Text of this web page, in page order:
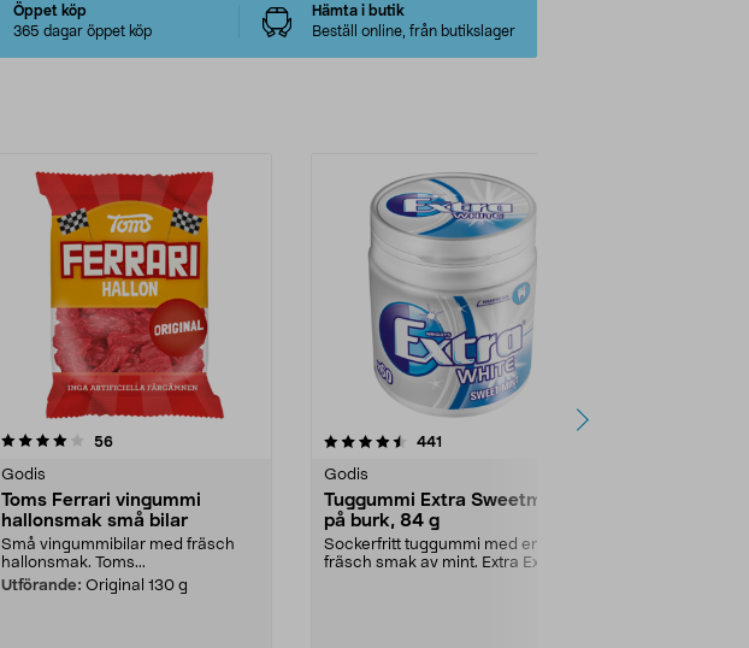
Öppet köp
365 dagar öppet köp
Hämta i butik
Beställ online, från butikslager
56recensioner
Godis
Toms Ferrari vingummi
hallonsmak små bilar
Små vingummibilar med fräsch
hallonsmak. Toms...
Utförande: Original 130 g
4.5 av 5 stjärnor 441
Godis
Tuggummi Extra Sweetmint
på burk, 84 g
Sockerfritt tuggummi med en
fräsch smak av mint. Extra Extra
4.5 av 5 stjärnor